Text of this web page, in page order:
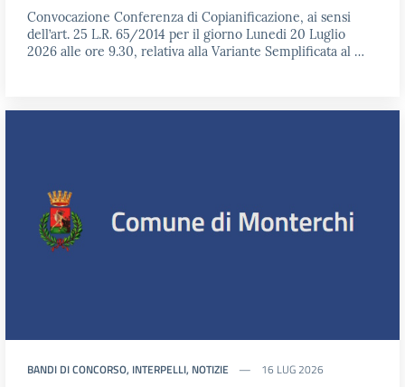
Convocazione Conferenza di Copianificazione, ai sensi
dell’art. 25 L.R. 65/2014 per il giorno Lunedi 20 Luglio
2026 alle ore 9.30, relativa alla Variante Semplificata al …
BANDI DI CONCORSO, INTERPELLI, NOTIZIE 16 LUG 2026